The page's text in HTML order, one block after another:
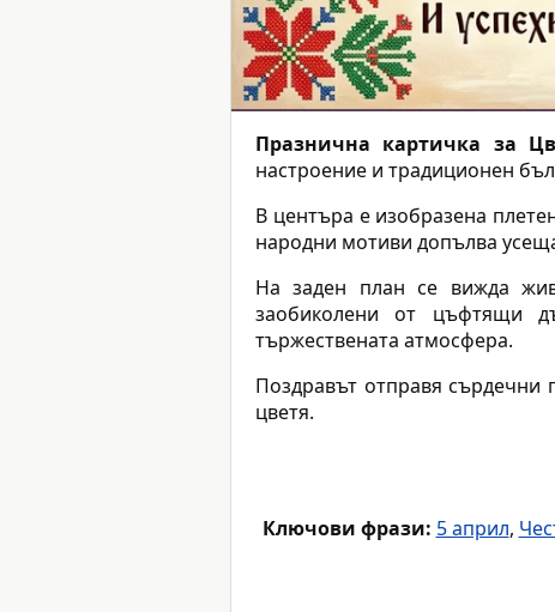
Празнична картичка за
настроение и традиционен
В центъра е изобразена
народни мотиви допълва
На заден план се вижда
заобиколени от цъфтящи
тържествената атмосфера.
Поздравът отправя сърдечни
цветя.
Ключови фрази: 5 април,